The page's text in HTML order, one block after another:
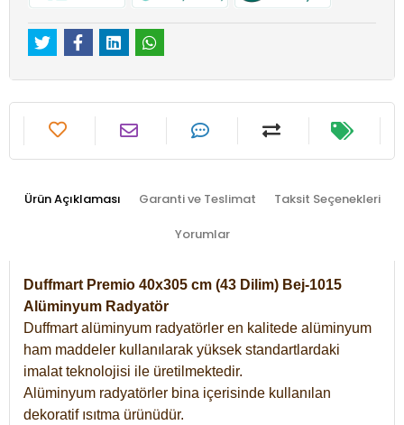
Ürün Açıklaması Garanti ve Teslimat Taksit Seçenekleri
Yorumlar
Duffmart Premio 40x305 cm (43 Dilim) Bej-1015
Alüminyum Radyatör
Duffmart alüminyum radyatörler en kalitede alüminyum
ham maddeler kullanılarak yüksek standartlardaki
imalat teknolojisi ile üretilmektedir.
Alüminyum radyatörler bina içerisinde kullanılan
dekoratif ısıtma ürünüdür.